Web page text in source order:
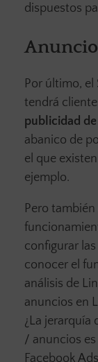
dispuestos
Por último, el
tendrá
publicidad
abanico de
el que
ejemplo.
Pero
configurar
conocer el
análisis de
anuncios en
¿La jerarquía
/ anuncios es
Facebook